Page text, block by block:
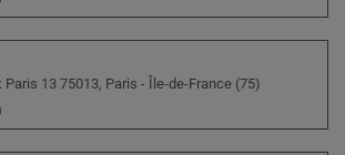
13 75013, Paris - Île-de-France (75)